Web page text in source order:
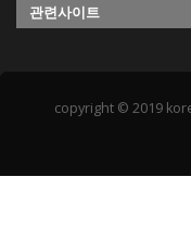
관련사이트
copyright © 2019